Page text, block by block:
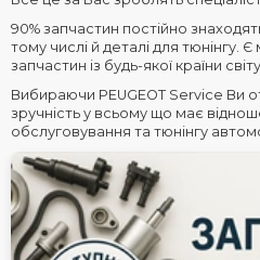
90% запчастин постійно
тому числі й деталі для тюнінгу.
запчастин із будь-якої країни світу.
Вибираючи PEUGEOT Service Ви
зручність у всьому що має
обслуговування та тюнінгу